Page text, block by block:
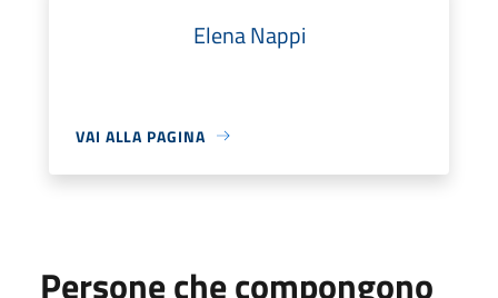
Elena Nappi
VAI ALLA PAGINA
Persone che compongono